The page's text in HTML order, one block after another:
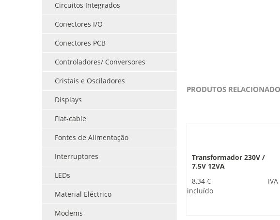
Circuitos Integrados
Conectores I/O
Conectores PCB
Controladores/ Conversores
Cristais e Osciladores
Displays
Flat-cable
Fontes de Alimentação
Interruptores
LEDs
Material Eléctrico
Modems
PRODUTOS
Transformador 230V /
7.5V 12VA
8,34 €
IVA
incluído